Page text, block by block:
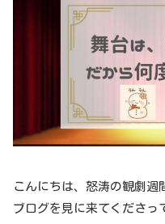
こんにちは、怒涛の観劇週
ブログを見に来てくださっ